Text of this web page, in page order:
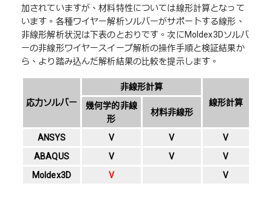
加されていますが、材料特性については線形計算となって
います。各種ワイヤー解析ソルバーがサポートする線形、
非線形解析状況は下表のとおりです。次にMoldex3Dソルバ
ーの非線形ワイヤースイープ解析の操作手順と検証結果か
ら、より踏み込んだ解析結果の比較を提示します。
応力ソルバー
非線形計算
線形計算
幾何学的非線
形
材料非線形
ANSYS V V
V
ABAQUS
V V
V
Moldex3D
V V